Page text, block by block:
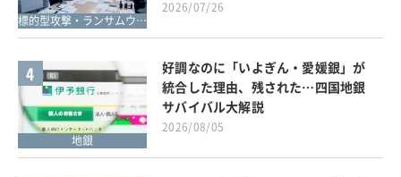
標的型攻撃・ランサムウェア対策
2026/07/26
4
地銀
好調なのに「いよぎん・愛媛銀」が
統合した理由、残された…四国地銀
サバイバル大解説
2026/08/05